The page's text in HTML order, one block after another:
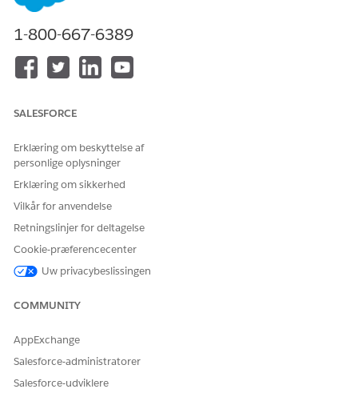
Omnistudio-komponenter for at hente værdierne fra et
yderligere metrikker, eller rediger visningstypen af metrikker.
EDITIONSHEADING
Panelet Køretøjsstatus bruger flere Omnistudio-
komponenter, der hjælper brugere med at se
telemetrimetrikker i realtid på en køretøjsregistrering.
Opsæt statuskontrol i realtid for køretøjer
Konfigurer realtidstelemetri for køretøjer. Du kan få status
for et køretøj i realtid via en ekstern integration i
telematiksystemet. På en køretøjsregistreringsside skal du
tilføje Flexcards, der viser køretøjets tilstand og
luftstrømfrekvens. Eller brug FlexCard til at repræsentere
metrikker, f.eks. batteriets opladningsniveau, breddegrad,
længdegrad, tændingsstatus og klimaanlægsstatus.
1-800-667-6389
SALESFORCE
Erklæring om beskyttelse af
personlige oplysninger
Erklæring om sikkerhed
Vilkår for anvendelse
Retningslinjer for deltagelse
Cookie-præferencecenter
Uw privacybeslissingen
COMMUNITY
AppExchange
Salesforce-administratorer
Salesforce-udviklere